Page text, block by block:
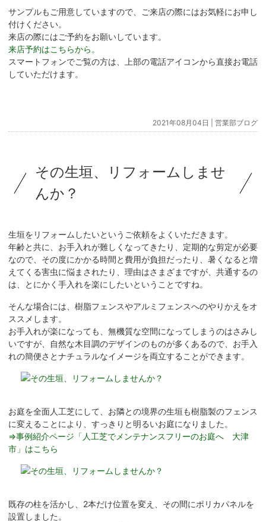
サンプルもご用意していますので、ご来店の際にはお気軽にお申し
付けください。
来店の際にはご予約をお願いしています。
来店予約はこちらから。
スマートフォンでご覧の方は、上部の電話アイコンから直接お電話
していただけます。
2021年08月04日 | 営業部ブログ
その生垣、リフォームしませ
んか？
生垣をリフォームしたいというご依頼をよくいただきます。
年齢と共に、お手入れが難しくなってきたり、定期的な剪定が必要
なので、その度にかかる時間と費用が負担だったり、暑くなると増
えてくる害虫に悩まされたり、理由はさまざまですが、共通するの
は、とにかく手入れを楽にしたいということですね。
そんな場合には、樹脂フェンスやアルミフェンスへのやりかえをオ
ススメします。
お手入れが楽になっても、無機質な空間になってしまうのはさみし
いですが、自然な木目調のデザインのものが多くあるので、お手入
れの簡便さとナチュラルなイメージを両立することができます。
お庭を全面人工芝にして、お隣との境界の生垣も樹脂製のフェンス
に変えることにより、すっきりと明るいお庭になりました。
⇒事例紹介ページ「人工芝でメンテナンスフリーのお庭へ 大津
市」はこちら
既存の柱を活かし、2本だけ位置を変え、その間にポリカパネルを
設置しました。